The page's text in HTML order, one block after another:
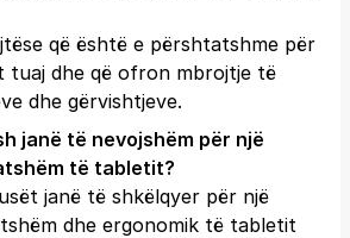
që është e përshtatshme për
tuaj dhe që ofron mbrojtje të
dhe gërvishtjeve.
janë të nevojshëm për një
të tabletit?
janë të shkëlqyer për një
dhe ergonomik të tabletit